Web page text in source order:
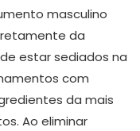
masculino
da
estar sediados na
com
da mais
Ao eliminar